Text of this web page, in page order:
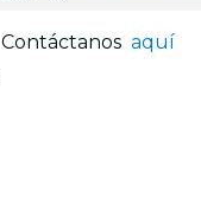
Contáctanosaquí